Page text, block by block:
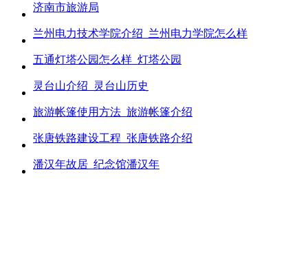
济南市旅游局
兰州电力技术学院介绍_兰州电力学院怎么样
五通灯塔公园怎么样_灯塔公园
灵台山介绍_灵台山历史
旅游帐篷使用方法_旅游帐篷介绍
张唐铁路建设工程_张唐铁路介绍
潘汉年故居_纪念馆潘汉年